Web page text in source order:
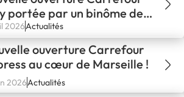
portée par un binôme de
gérants
2026Actualités
ouverture Carrefour
au cœur de Marseille !
2026Actualités